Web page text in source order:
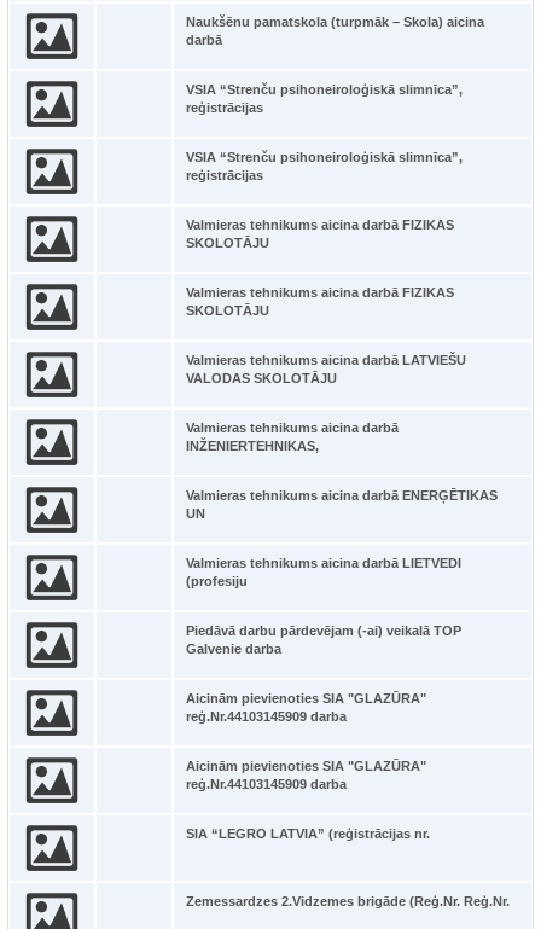
Naukšēnu pamatskola (turpmāk – Skola) aicina
darbā
VSIA “Strenču psihoneiroloģiskā slimnīca”,
reģistrācijas
VSIA “Strenču psihoneiroloģiskā slimnīca”,
reģistrācijas
Valmieras tehnikums aicina darbā FIZIKAS
SKOLOTĀJU
Valmieras tehnikums aicina darbā FIZIKAS
SKOLOTĀJU
Valmieras tehnikums aicina darbā LATVIEŠU
VALODAS SKOLOTĀJU
Valmieras tehnikums aicina darbā
INŽENIERTEHNIKAS,
Valmieras tehnikums aicina darbā ENERĢĒTIKAS
UN
Valmieras tehnikums aicina darbā LIETVEDI
(profesiju
Piedāvā darbu pārdevējam (-ai) veikalā TOP
Galvenie darba
Aicinām pievienoties SIA "GLAZŪRA"
reģ.Nr.44103145909 darba
Aicinām pievienoties SIA "GLAZŪRA"
reģ.Nr.44103145909 darba
SIA “LEGRO LATVIA” (reģistrācijas nr.
Zemessardzes 2.Vidzemes brigāde (Reģ.Nr. Reģ.Nr.